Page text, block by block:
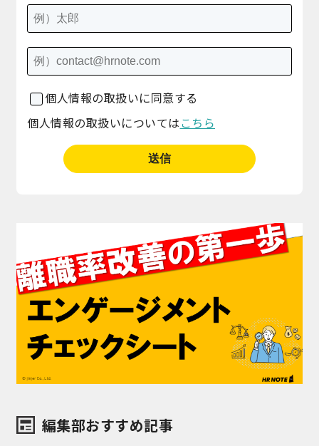
個人情報の取扱いに同意する
個人情報の取扱いについては こちら
編集部おすすめ記事